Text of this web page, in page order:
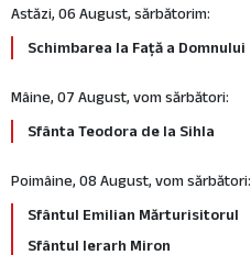
Astăzi, 06 August, sărbătorim:
Schimbarea la Față a Domnului
Mâine, 07 August, vom sărbători:
Sfânta Teodora de la Sihla
Poimâine, 08 August, vom sărbători:
Sfântul Emilian Mărturisitorul
Sfântul Ierarh Miron